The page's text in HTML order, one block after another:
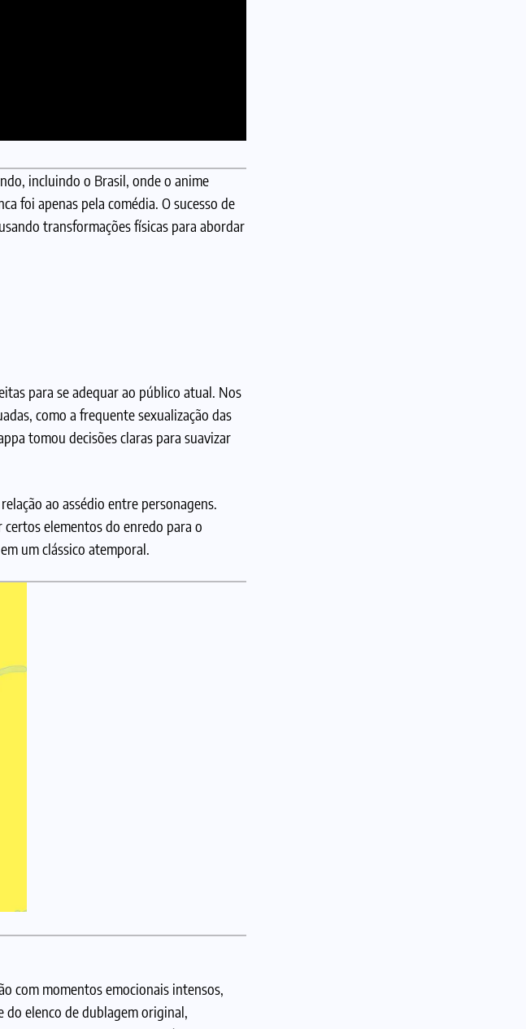
incluindo o Brasil, onde o anime
foi apenas pela comédia. O sucesso de
transformações físicas para abordar
para se adequar ao público atual. Nos
como a frequente sexualização das
tomou decisões claras para suavizar
ao assédio entre personagens.
certos elementos do enredo para o
um clássico atemporal.
com momentos emocionais intensos,
do elenco de dublagem original,